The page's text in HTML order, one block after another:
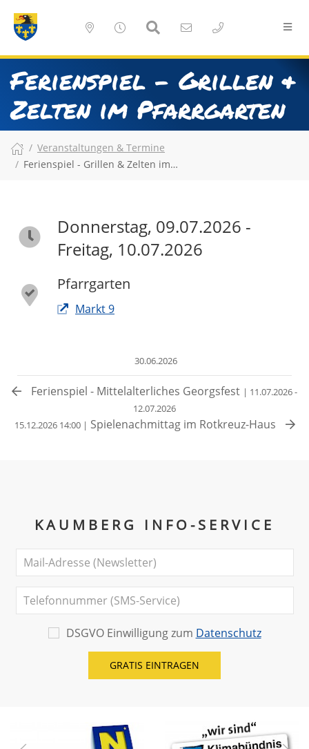
Ferienspiel - Grillen &
Zelten im Pfarrgarten
Veranstaltungen & Termine
Ferienspiel - Grillen & Zelten im…
Donnerstag, 09.07.2026 -
Freitag, 10.07.2026
Pfarrgarten
Markt 9
30.06.2026
Ferienspiel - Mittelalterliches Georgsfest | 11.07.2026 -
12.07.2026
15.12.2026 14:00 | Spielenachmittag im Rotkreuz-Haus
KAUMBERG INFO-SERVICE
DSGVO Einwilligung zum Datenschutz